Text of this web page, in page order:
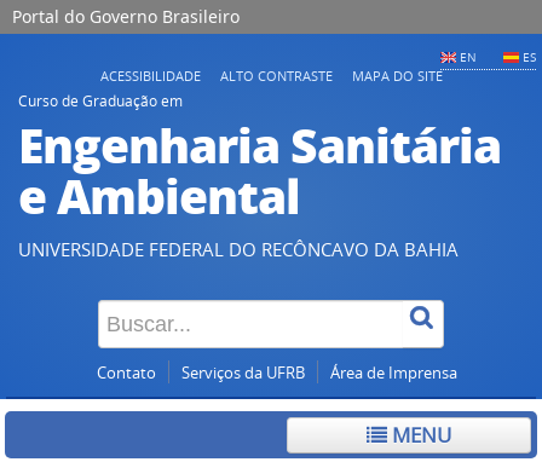
Portal do Governo Brasileiro
EN ES
ACESSIBILIDADE ALTO CONTRASTE
MAPA DO SITE
Curso de Graduação em
Engenharia Sanitária
e Ambiental
UNIVERSIDADE FEDERAL DO RECÔNCAVO DA BAHIA
Contato Serviços da UFRB Área de Imprensa
MENU